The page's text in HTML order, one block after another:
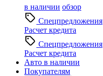
в наличии обзор
Спецпредложения
Расчет кредита
Спецпредложения
Расчет кредита
Авто в наличии
Покупателям